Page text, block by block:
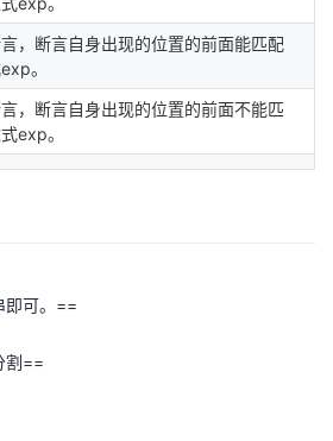
，断言自身出现的位置的前面能匹配
。
，断言自身出现的位置的前面不能匹
exp。
即可。==
割==